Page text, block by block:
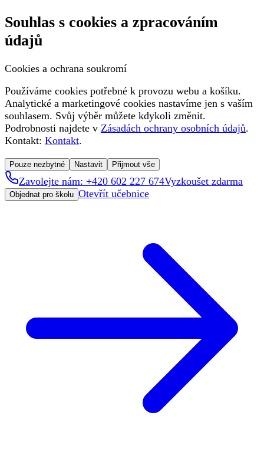
Souhlas s cookies a zpracováním
údajů
Cookies a ochrana soukromí
Používáme cookies potřebné k provozu webu a košíku.
Analytické a marketingové cookies nastavíme jen s vaším
souhlasem. Svůj výběr můžete kdykoli změnit.
Podrobnosti najdete v Zásadách ochrany osobních údajů.
Kontakt: Kontakt.
Pouze nezbytné Nastavit Přijmout vše
Zavolejte nám: +420 602 227 674Vyzkoušet zdarma
Objednat pro školu Otevřít učebnice